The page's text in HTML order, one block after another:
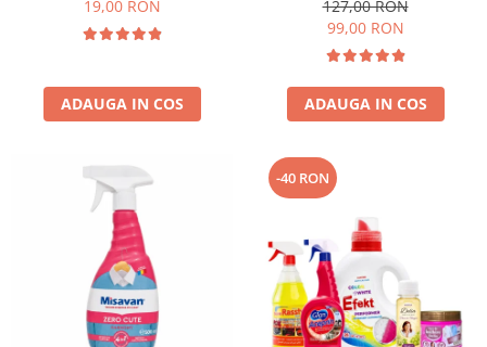
19,00 RON
ADAUGA IN COS
200 ml
127,00 RON
99,00 RON
ADAUGA IN COS
-40 RON